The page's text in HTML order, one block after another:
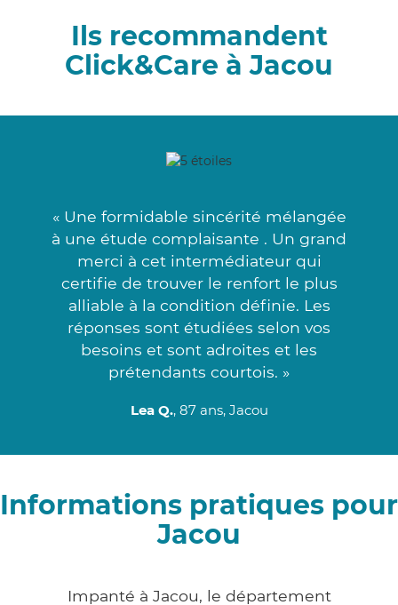
Ils recommandent
Click&Care à Jacou
« Une formidable sincérité mélangée
à une étude complaisante . Un grand
merci à cet intermédiateur qui
certifie de trouver le renfort le plus
alliable à la condition définie. Les
réponses sont étudiées selon vos
besoins et sont adroites et les
prétendants courtois. »
Lea Q., 87 ans, Jacou
Informations pratiques pour
Jacou
Impanté à Jacou, le département